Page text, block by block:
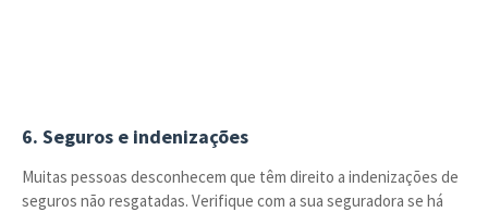
6. Seguros e indenizações
Muitas pessoas desconhecem que têm direito a indenizações de
seguros não resgatadas. Verifique com a sua seguradora se há